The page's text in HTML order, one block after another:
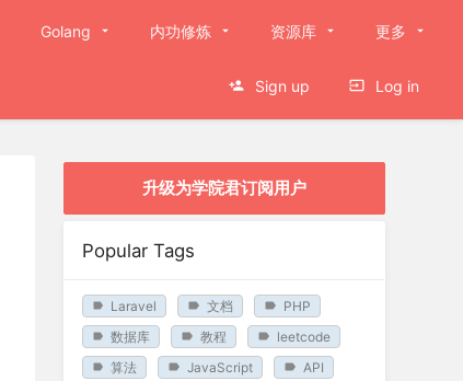
Golang 内功修炼 资源库 更多
Sign up Log in
升级为学院君订阅用户
Popular Tags
Laravel 文档
PHP
数据库
教程
leetcode
算法
JavaScript
API